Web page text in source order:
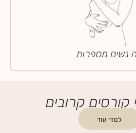
נשים מספרות
קורסים קרובים
למדי עוד